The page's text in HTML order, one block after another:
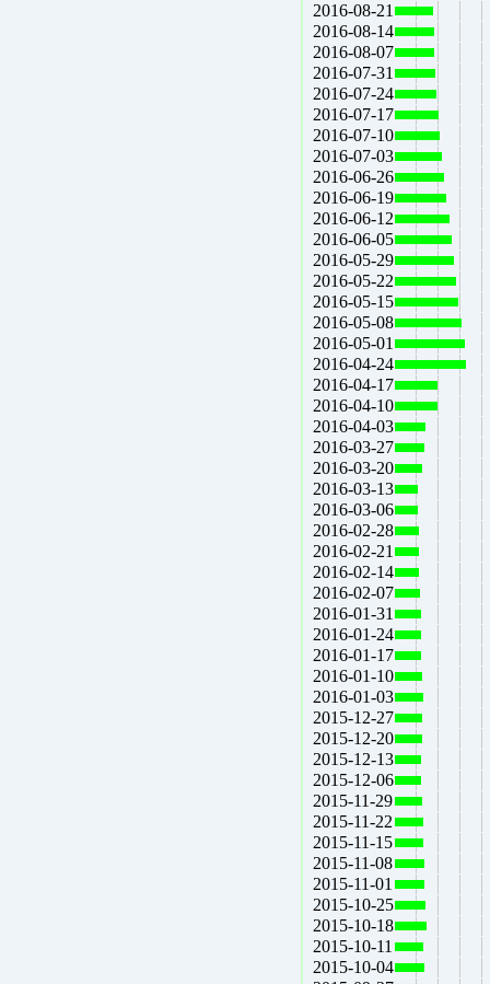
2016-08-21
2016-08-14
2016-08-07
2016-07-31
2016-07-24
2016-07-17
2016-07-10
2016-07-03
2016-06-26
2016-06-19
2016-06-12
2016-06-05
2016-05-29
2016-05-22
2016-05-15
2016-05-08
2016-05-01
2016-04-24
2016-04-17
2016-04-10
2016-04-03
2016-03-27
2016-03-20
2016-03-13
2016-03-06
2016-02-28
2016-02-21
2016-02-14
2016-02-07
2016-01-31
2016-01-24
2016-01-17
2016-01-10
2016-01-03
2015-12-27
2015-12-20
2015-12-13
2015-12-06
2015-11-29
2015-11-22
2015-11-15
2015-11-08
2015-11-01
2015-10-25
2015-10-18
2015-10-11
2015-10-04